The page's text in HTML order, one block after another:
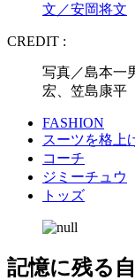
文／安岡将文
CREDIT :
写真／島本一
宏、笠島康
FASHION
スーツを格上
コーチ
ジミーチュウ
トッズ
記憶に残る